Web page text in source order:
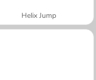
Helix Jump